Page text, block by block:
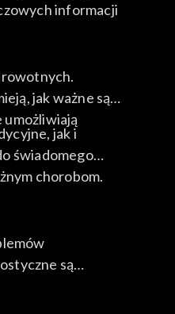
informacji
jak ważne są
jak i
świadomego
chorobom.
są